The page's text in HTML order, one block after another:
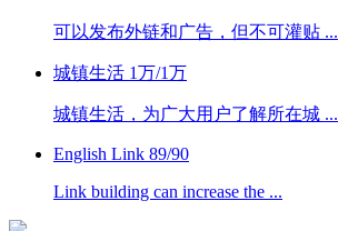
可以发布外链和广告，但不可灌贴 ...
城镇生活 1万/1万
城镇生活，为广大用户了解所在城 ...
English Link 89/90
Link building can increase the ...